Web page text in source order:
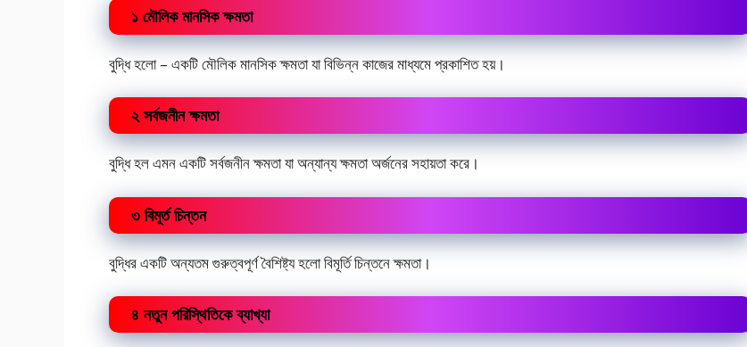
১ মৌলিক মানসিক ক্ষমতা
বুদ্ধি হলো – একটি মৌলিক মানসিক ক্ষমতা যা বিভিন্ন কাজের মাধ্যমে প্রকাশিত হয়।
২ সর্বজনীন ক্ষমতা
বুদ্ধি হল এমন একটি সর্বজনীন ক্ষমতা যা অন্যান্য ক্ষমতা অর্জনের সহায়তা করে।
৩ বিমূর্ত চিন্তন
বুদ্ধির একটি অন্যতম গুরুত্বপূর্ণ বৈশিষ্ট্য হলো বিমূর্তি চিন্তনে ক্ষমতা।
৪ নতুন পরিস্থিতিকে ব্যাখ্যা